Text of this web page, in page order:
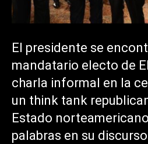
El presidente se
mandatario electo de
charla informal en la
un think tank
Estado
palabras en su